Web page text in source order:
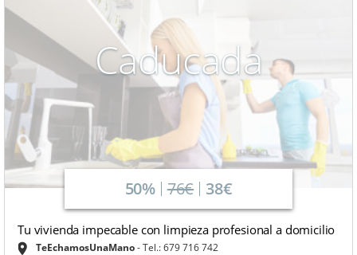
Caducada
50% 76€ 38€
Tu vivienda impecable con limpieza profesional a domicilio
TeEchamosUnaMano Tel.: 679 716 742